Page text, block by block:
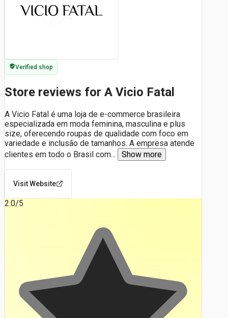
Verified shop
Store reviews for A Vicio Fatal
A Vicio Fatal é uma loja de e-commerce brasileira
especializada em moda feminina, masculina e plus
size, oferecendo roupas de qualidade com foco em
variedade e inclusão de tamanhos. A empresa atende
clientes em todo o Brasil com... Show more
Visit Website
2.0/5